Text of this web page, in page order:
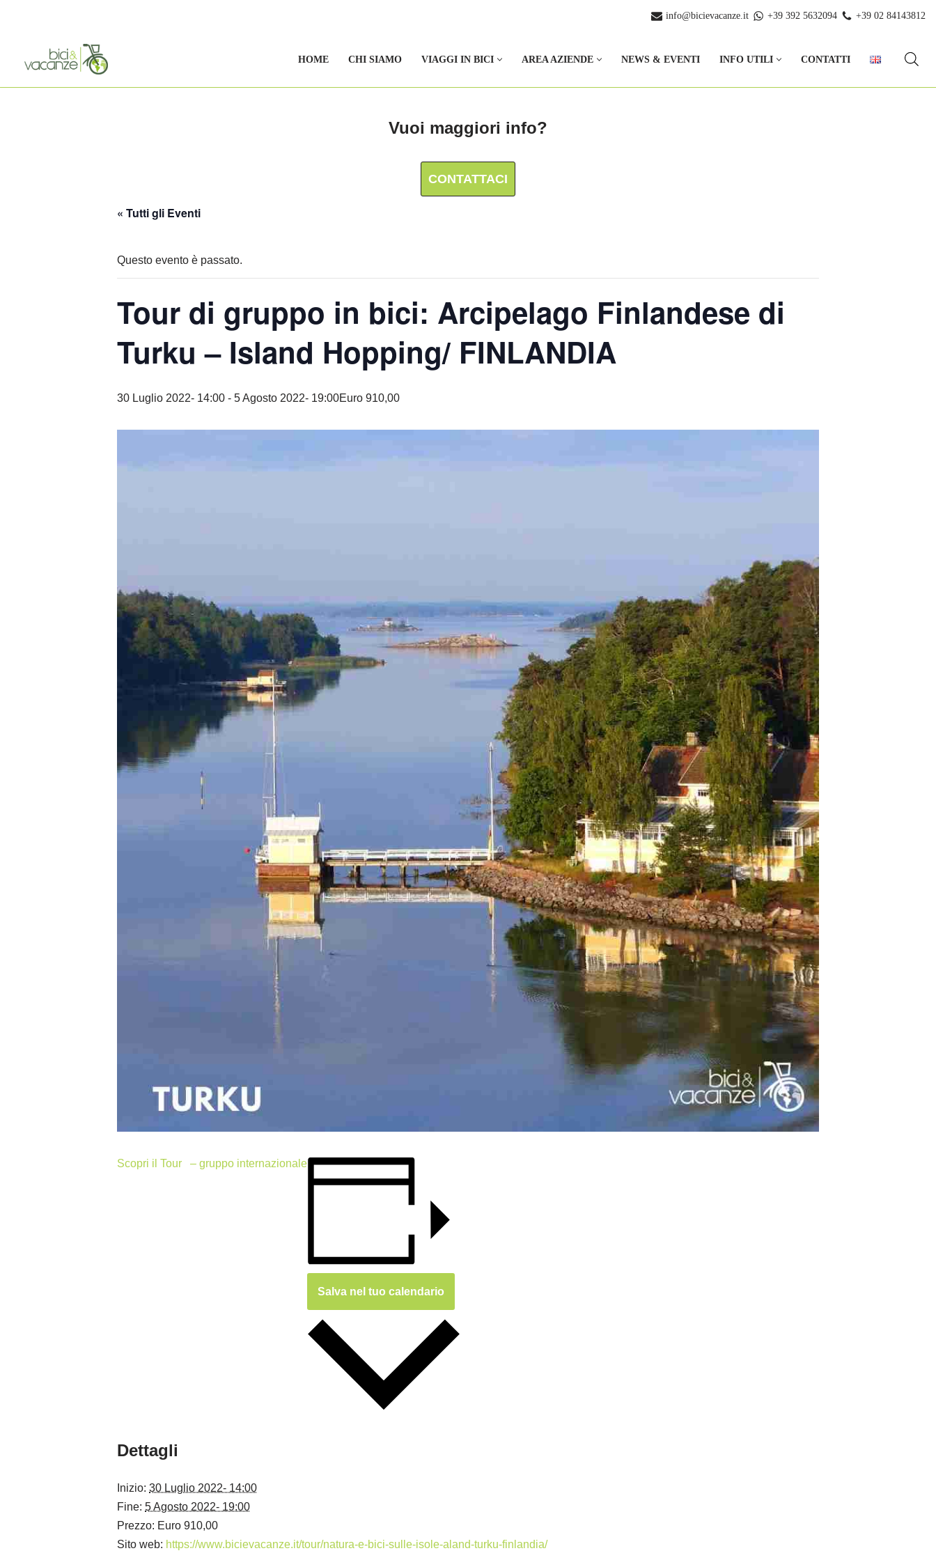
info@bicievacanze.it +39 392 5632094 +39 02 84143812
HOME CHI SIAMO VIAGGI IN BICI AREA AZIENDE NEWS & EVENTI INFO UTILI CONTATTI
Vuoi maggiori info?
CONTATTACI
« Tutti gli Eventi
Questo evento è passato.
Tour di gruppo in bici: Arcipelago Finlandese di
Turku – Island Hopping/ FINLANDIA
30 Luglio 2022- 14:00 - 5 Agosto 2022- 19:00Euro 910,00
Scopri il Tour – gruppo internazionale
Salva nel tuo calendario
Dettagli
Inizio: 30 Luglio 2022- 14:00
Fine: 5 Agosto 2022- 19:00
Prezzo: Euro 910,00
Sito web: https://www.bicievacanze.it/tour/natura-e-bici-sulle-isole-aland-turku-finlandia/